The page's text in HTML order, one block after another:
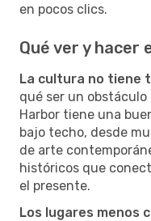
en pocos clics.
Qué ver y hacer
La cultura no tiene
qué ser un obstáculo
Harbor tiene una
bajo techo, desde
de arte
históricos que
el presente.
Los lugares menos